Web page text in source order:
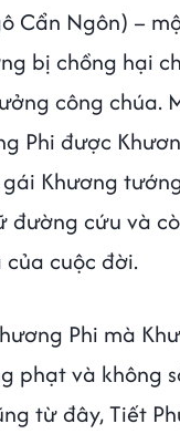
Cẩn Ngôn) –
bị chồng hại
công chúa.
Phi được
gái Khương
đường cứu và
cuộc đời.
Phi mà
phạt và không
từ đây, Tiết